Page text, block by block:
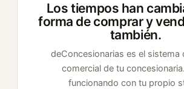
Los tiempos han
forma de comprar y
también.
deConcesionarias es el sistema
comercial de tu
funcionando con tu propio